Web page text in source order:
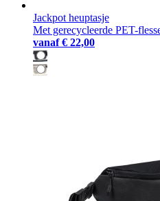
Jackpot heuptasje
Met gerecycleerde PET-
vanaf € 22,00